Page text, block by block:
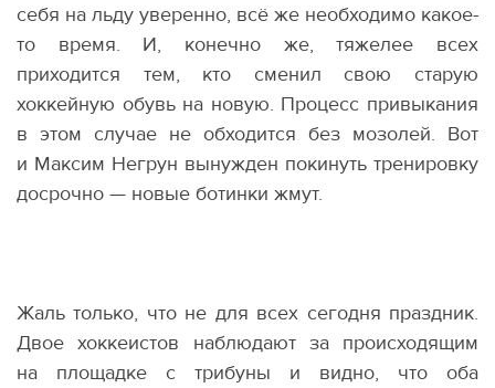
себя на льду уверенно, всё же необходимо какое-
то время. И, конечно же, тяжелее всех
приходится тем, кто сменил свою старую
хоккейную обувь на новую. Процесс привыкания
в этом случае не обходится без мозолей. Вот
и Максим Негрун вынужден покинуть тренировку
досрочно — новые ботинки жмут.
Жаль только, что не для всех сегодня праздник.
Двое хоккеистов наблюдают за происходящим
на площадке с трибуны и видно, что оба